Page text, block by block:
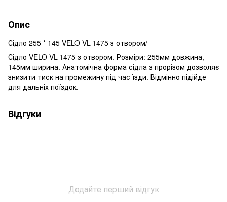
Опис
Сідло 255 * 145 VELO VL-1475 з отвором/
Сідло VELO VL-1475 з отвором. Розміри: 255мм довжина,
145мм ширина. Анатомічна форма сідла з прорізом дозволяє
знизити тиск на промежину під час їзди. Відмінно підійде
для дальніх поїздок.
Відгуки
Додайте перший відгук